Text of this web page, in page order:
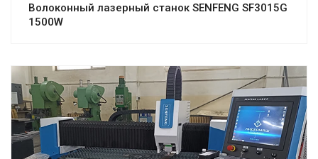
Волоконный лазерный станок SENFENG SF3015G
1500W